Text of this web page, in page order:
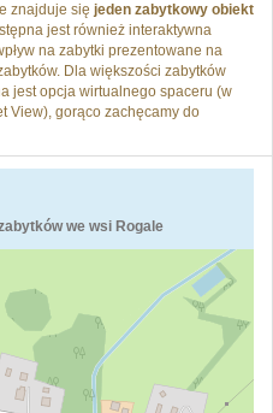
znajduje się jeden zabytkowy obiekt
jest również interaktywna
na zabytki prezentowane na
Dla większości zabytków
jest opcja wirtualnego spaceru (w
View), gorąco zachęcamy do
we wsi Rogale